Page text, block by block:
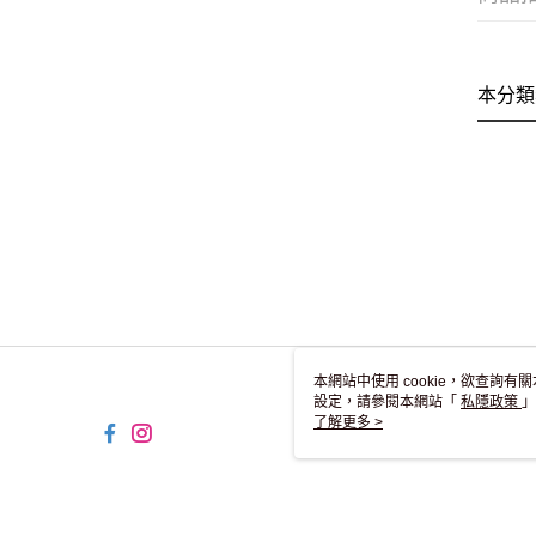
本分
本網站中使用 cookie，欲查詢有
設定，請參閱本網站「 私隱政策
用 cookie。
了解更多 >